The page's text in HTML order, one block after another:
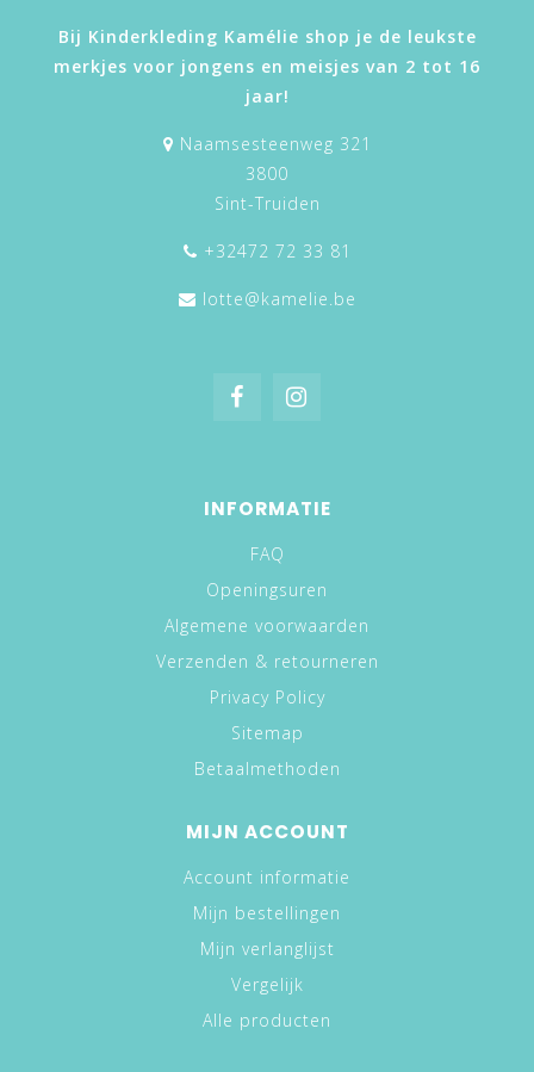
Bij Kinderkleding Kamélie shop je de leukste
merkjes voor jongens en meisjes van 2 tot 16
jaar!
Naamsesteenweg 321
3800
Sint-Truiden
+32472 72 33 81
lotte@kamelie.be
INFORMATIE
FAQ
Openingsuren
Algemene voorwaarden
Verzenden & retourneren
Privacy Policy
Sitemap
Betaalmethoden
MIJN ACCOUNT
Account informatie
Mijn bestellingen
Mijn verlanglijst
Vergelijk
Alle producten